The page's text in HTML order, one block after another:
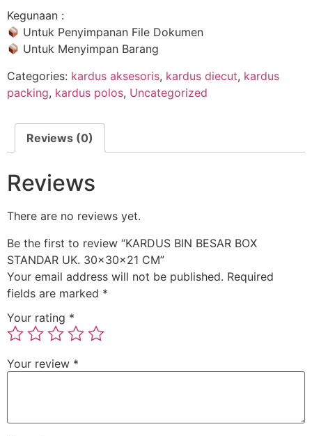
Kegunaan :
Untuk Penyimpanan File Dokumen
Untuk Menyimpan Barang
Categories: kardus aksesoris, kardus diecut, kardus
packing, kardus polos, Uncategorized
Reviews (0)
Reviews
There are no reviews yet.
Be the first to review “KARDUS BIN BESAR BOX
STANDAR UK. 30x30x21 CM”
Your email address will not be published. Required
fields are marked *
Your rating *
Your review *